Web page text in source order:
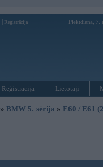
Reģistrācija Piektdiena, 7.
Reģistrācija Lietotāji
» BMW 5. sērija » E60 / E61